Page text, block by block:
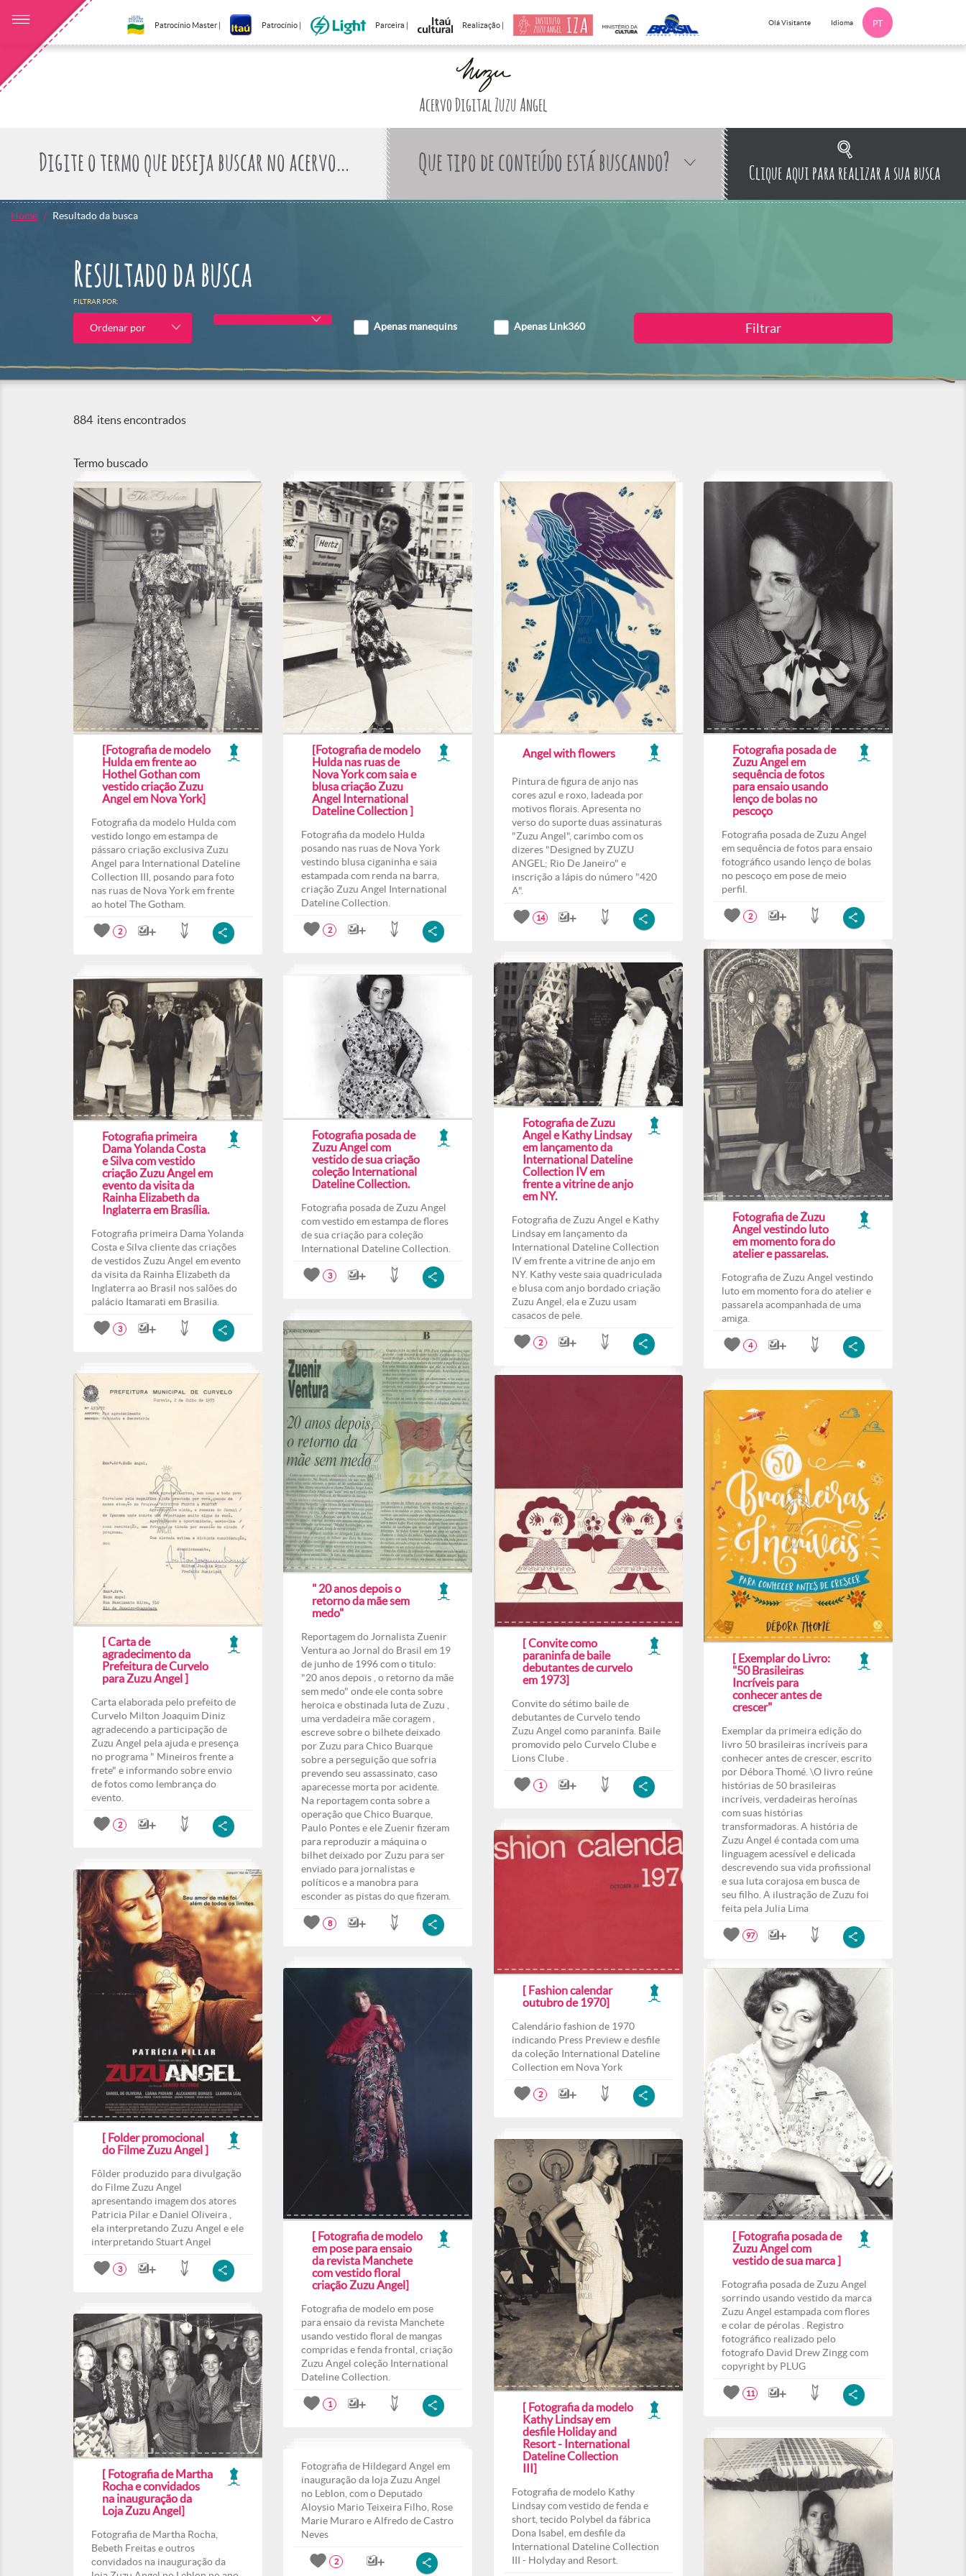
Patrocínio Master | Patrocínio | Parceira | Realização | Olá Visitante Idioma PT
Acervo Digital Zuzu Angel
Que tipo de conteúdo está buscando? Clique aqui para realizar a sua busca
Home Resultado da busca
Resultado da busca
FILTRAR POR:
Ordenar por Apenas manequins Apenas Link360
884 itens encontrados
Termo buscado
[Fotografia de modelo
Hulda em frente ao
Hothel Gothan com
vestido criação Zuzu
Angel em Nova York]
Fotografia da modelo Hulda com
vestido longo em estampa de
pássaro criação exclusiva Zuzu
Angel para International Dateline
Collection III, posando para foto
nas ruas de Nova York em frente
ao hotel The Gotham.
2
[Fotografia de modelo
Hulda nas ruas de
Nova York com saia e
blusa criação Zuzu
Angel International
Dateline Collection ]
Fotografia da modelo Hulda
posando nas ruas de Nova York
vestindo blusa ciganinha e saia
estampada com renda na barra,
criação Zuzu Angel International
Dateline Collection.
2
Angel with flowers
Pintura de figura de anjo nas
cores azul e roxo, ladeada por
motivos florais. Apresenta no
verso do suporte duas assinaturas
"Zuzu Angel", carimbo com os
dizeres "Designed by ZUZU
ANGEL; Rio De Janeiro" e
inscrição a lápis do número "420
A".
14
Fotografia posada de
Zuzu Angel em
sequência de fotos
para ensaio usando
lenço de bolas no
pescoço
Fotografia posada de Zuzu Angel
em sequência de fotos para ensaio
fotográfico usando lenço de bolas
no pescoço em pose de meio
perfil.
2
Fotografia de Zuzu
Angel vestindo luto
em momento fora do
atelier e passarelas.
Fotografia de Zuzu Angel vestindo
luto em momento fora do atelier e
passarela acompanhada de uma
amiga.
4
Fotografia de Zuzu
Angel e Kathy Lindsay
em lançamento da
International Dateline
Collection IV em
frente a vitrine de anjo
em NY.
Fotografia de Zuzu Angel e Kathy
Lindsay em lançamento da
International Dateline Collection
IV em frente a vitrine de anjo em
NY. Kathy veste saia quadriculada
e blusa com anjo bordado criação
Zuzu Angel, ela e Zuzu usam
casacos de pele.
2
Fotografia posada de
Zuzu Angel com
vestido de sua criação
coleção International
Dateline Collection.
Fotografia posada de Zuzu Angel
com vestido em estampa de flores
de sua criação para coleção
International Dateline Collection.
3
Fotografia primeira
Dama Yolanda Costa
e Silva com vestido
criação Zuzu Angel em
evento da visita da
Rainha Elizabeth da
Inglaterra em Brasília.
Fotografia primeira Dama Yolanda
Costa e Silva cliente das criações
de vestidos Zuzu Angel em evento
da visita da Rainha Elizabeth da
Inglaterra ao Brasil nos salões do
palácio Itamarati em Brasilia.
3
" 20 anos depois o
retorno da mãe sem
medo"
Reportagem do Jornalista Zuenir
Ventura ao Jornal do Brasil em 19
de junho de 1996 com o titulo:
"20 anos depois , o retorno da mãe
sem medo" onde ele conta sobre
heroica e obstinada luta de Zuzu ,
uma verdadeira mãe coragem ,
escreve sobre o bilhete deixado
por Zuzu para Chico Buarque
sobre a perseguição que sofria
prevendo seu assassinato, caso
aparecesse morta por acidente.
Na reportagem conta sobre a
operação que Chico Buarque,
Paulo Pontes e ele Zuenir fizeram
para reproduzir a máquina o
bilhet deixado por Zuzu para ser
enviado para jornalistas e
políticos e a manobra para
esconder as pistas do que fizeram.
8
[ Carta de
agradecimento da
Prefeitura de Curvelo
para Zuzu Angel ]
Carta elaborada pelo prefeito de
Curvelo Milton Joaquim Diniz
agradecendo a participação de
Zuzu Angel pela ajuda e presença
no programa " Mineiros frente a
frete" e informando sobre envio
de fotos como lembrança do
evento.
2
[ Convite como
paraninfa de baile
debutantes de curvelo
em 1973]
Convite do sétimo baile de
debutantes de Curvelo tendo
Zuzu Angel como paraninfa. Baile
promovido pelo Curvelo Clube e
Lions Clube .
1
[ Exemplar do Livro:
"50 Brasileiras
Incríveis para
conhecer antes de
crescer"
Exemplar da primeira edição do
livro 50 brasileiras incríveis para
conhecer antes de crescer, escrito
por Débora Thomé. \O livro reúne
histórias de 50 brasileiras
incríveis, verdadeiras heroínas
com suas histórias
transformadoras. A história de
Zuzu Angel é contada com uma
linguagem acessível e delicada
descrevendo sua vida profissional
e sua luta corajosa em busca de
seu filho. A ilustração de Zuzu foi
feita pela Julia Lima
97
[ Fashion calendar
outubro de 1970]
Calendário fashion de 1970
indicando Press Preview e desfile
da coleção International Dateline
Collection em Nova York
2
[ Folder promocional
do Filme Zuzu Angel ]
Fôlder produzido para divulgação
do Filme Zuzu Angel
apresentando imagem dos atores
Patricia Pilar e Daniel Oliveira ,
ela interpretando Zuzu Angel e ele
interpretando Stuart Angel
3
[ Fotografia de modelo
em pose para ensaio
da revista Manchete
com vestido floral
criação Zuzu Angel]
Fotografia de modelo em pose
para ensaio da revista Manchete
usando vestido floral de mangas
compridas e fenda frontal, criação
Zuzu Angel coleção International
Dateline Collection.
1
[ Fotografia posada de
Zuzu Angel com
vestido de sua marca ]
Fotografia posada de Zuzu Angel
sorrindo usando vestido da marca
Zuzu Angel estampada com flores
e colar de pérolas . Registro
fotográfico realizado pelo
fotografo David Drew Zingg com
copyright by PLUG
11
[ Fotografia da modelo
Kathy Lindsay em
desfile Holiday and
Resort - International
Dateline Collection
III]
Fotografia de modelo Kathy
Lindsay com vestido de fenda e
short, tecido Polybel da fábrica
Dona Isabel, em desfile da
International Dateline Collection
III - Holyday and Resort.
[ Fotografia de Martha
Rocha e convidados
na inauguração da
Loja Zuzu Angel]
Fotografia de Martha Rocha,
Bebeth Freitas e outros
convidados na inauguração da
Fotografia de Hildegard Angel em
inauguração da loja Zuzu Angel
no Leblon, com o Deputado
Aloysio Mario Teixeira Filho, Rose
Marie Muraro e Alfredo de Castro
Neves
2